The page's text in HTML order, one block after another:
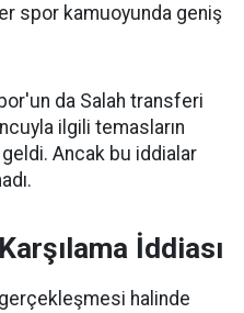
spor kamuoyunda geniş
da Salah transferi
ilgili temasların
Ancak bu iddialar
İddiası
halinde